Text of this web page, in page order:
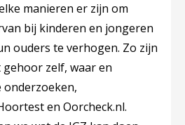
manieren er zijn om
bij kinderen en jongeren
ouders te verhogen. Zo zijn
zelf, waar en
onderzoeken,
en Oorcheck.nl.